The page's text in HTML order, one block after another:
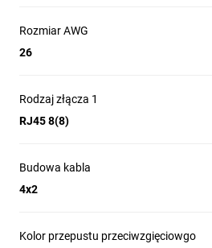
Rozmiar AWG
26
Rodzaj złącza 1
RJ45 8(8)
Budowa kabla
4x2
Kolor przepustu przeciwzgięciowgo